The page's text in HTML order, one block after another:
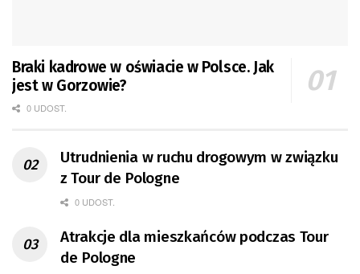
Braki kadrowe w oświacie w Polsce. Jak
jest w Gorzowie?
0 UDOST.
Utrudnienia w ruchu drogowym w związku
z Tour de Pologne
0 UDOST.
Atrakcje dla mieszkańców podczas Tour
de Pologne